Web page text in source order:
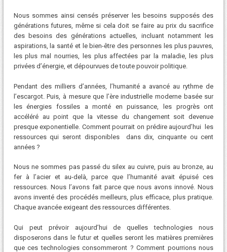
Nous sommes ainsi censés préserver les besoins supposés des
générations futures, même si cela doit se faire au prix du sacrifice
des besoins des générations actuelles, incluant notamment les
aspirations, la santé et le bien-être des personnes les plus pauvres,
les plus mal nourries, les plus affectées par la maladie, les plus
privées d’énergie, et dépourvues de toute pouvoir politique.
Pendant des milliers d’années, l’humanité a avancé au rythme de
l’escargot. Puis, à mesure que l’ère industrielle moderne basée sur
les énergies fossiles a monté en puissance, les progrès ont
accéléré au point que la vitesse du changement soit devenue
presque exponentielle. Comment pourrait on prédire aujourd’hui les
ressources qui seront disponibles dans dix, cinquante ou cent
années ?
Nous ne sommes pas passé du silex au cuivre, puis au bronze, au
fer à l’acier et au-delà, parce que l’humanité avait épuisé ces
ressources. Nous l’avons fait parce que nous avons innové. Nous
avons inventé des procédés meilleurs, plus efficace, plus pratique.
Chaque avancée exigeant des ressources différentes.
Qui peut prévoir aujourd’hui de quelles technologies nous
disposerons dans le futur et quelles seront les matières premières
que ces technologies consommeront ? Comment pourrions nous